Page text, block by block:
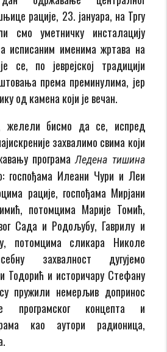
рације, 23. јануара, на Тргу
смо уметничку инсталацију
исписаним именима жртава на
се, по јеврејској традицији
према преминулима, јер
од камена који је вечан.
желели бисмо да се, испред
захвалимо свима који
програмаЛедена тишина
госпођама Илеани Чури и Леи
рације, госпођама Мирјани
потомцима Марије Томић,
Сада и Родољубу, Гаврилу и
потомцима сликара Николе
захвалност дугујемо
Тодорић и историчару Стефану
пружили немерљив допринос
програмског концепта и
као аутори радионица,